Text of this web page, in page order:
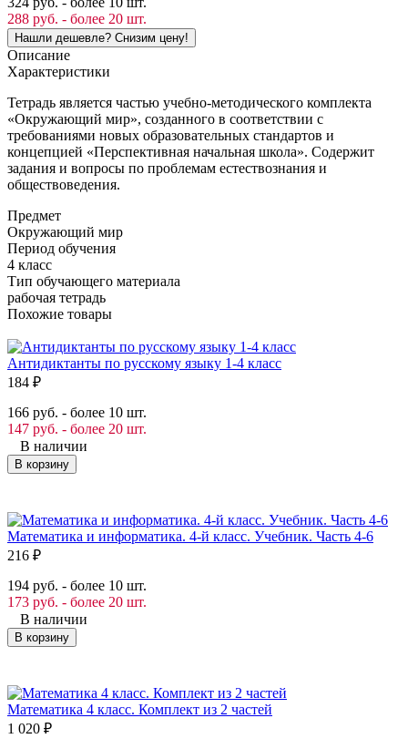
288 руб. - более 20 шт.
Описание
Характеристики
Тетрадь является частью учебно-методического комплекта
«Окружающий мир», созданного в соответствии с
требованиями новых образовательных стандартов и
концепцией «Перспективная начальная школа». Содержит
задания и вопросы по проблемам естествознания и
обществоведения.
Предмет
Окружающий мир
Период обучения
4 класс
Тип обучающего материала
рабочая тетрадь
Похожие товары
Антидиктанты по русскому языку 1-4 класс
184 ₽
166 руб. - более 10 шт.
147 руб. - более 20 шт.
В наличии
В корзину
Математика и информатика. 4-й класс. Учебник. Часть 4-6
216 ₽
194 руб. - более 10 шт.
173 руб. - более 20 шт.
В наличии
В корзину
Математика 4 класс. Комплект из 2 частей
1 020 ₽